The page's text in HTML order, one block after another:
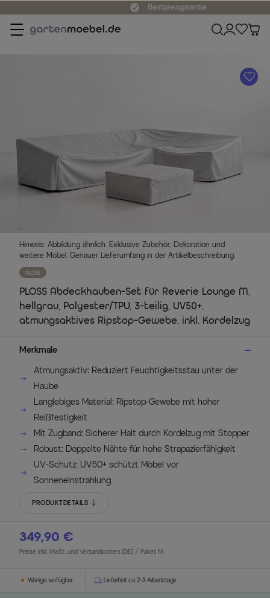
Bestpreisgarantie
A
Hinweis: Abbildung ähnlich. Exklusive Zubehör, Dekoration und
weitere Möbel. Genauer Lieferumfang in der Artikelbeschreibung.
PLOSS
PLOSS Abdeckhauben-Set für Reverie Lounge M,
hellgrau, Polyester/TPU, 3-teilig, UV50+,
atmungsaktives Ripstop-Gewebe, inkl. Kordelzug
Merkmale
Atmungsaktiv: Reduziert Feuchtigkeitsstau unter der
Haube
Langlebiges Material: Ripstop-Gewebe mit hoher
Reißfestigkeit
Mit Zugband: Sicherer Halt durch Kordelzug mit Stopper
Robust: Doppelte Nähte für hohe Strapazierfähigkeit
UV-Schutz: UV50+ schützt Möbel vor
Sonneneinstrahlung
PRODUKTDETAILS
349,90 €
Preise inkl. MwSt. und Versandkosten (DE) / Paket M
Wenige verfügbar Lieferfrist ca. 2-3 Arbeitstage